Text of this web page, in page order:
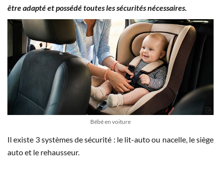
être adapté et possédé toutes les sécurités nécessaires.
Bébé en voiture
Il existe 3 systèmes de sécurité : le lit-auto ou nacelle, le siège
auto et le rehausseur.